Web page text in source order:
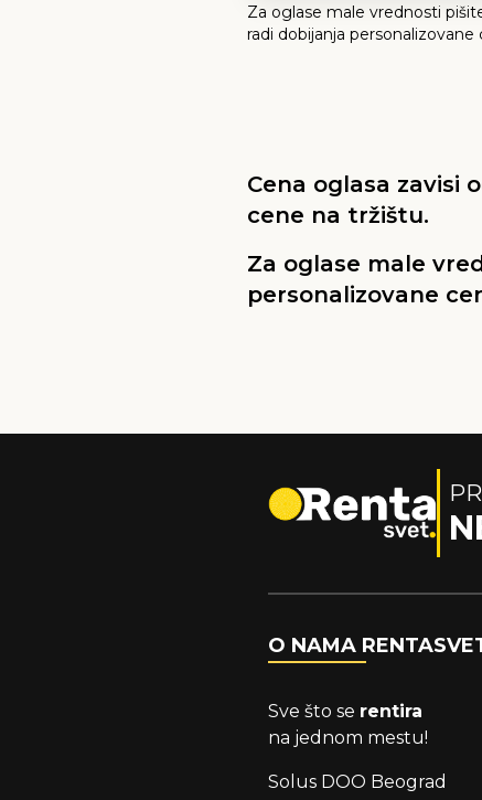
Za oglase male vrednosti
radi dobijanja personalizovane
Cena oglasa zavisi
cene na tržištu.
Za oglase male
personalizovane
O NAMA
Sve što se rentira
na jednom mestu!
Solus DOO Beograd